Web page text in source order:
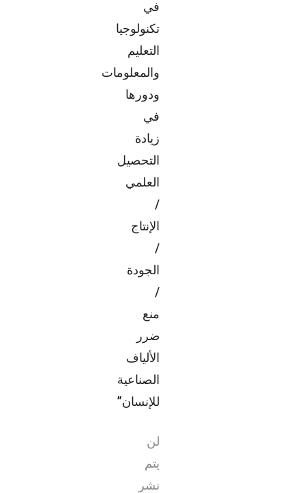
في
تكنولوجيا
التعليم
والمعلومات
ودورها
في
زيادة
التحصيل
العلمي
/
الإنتاج
/
الجودة
/
منع
ضرر
الألياف
الصناعية
للإنسان”
لن
يتم
نشر